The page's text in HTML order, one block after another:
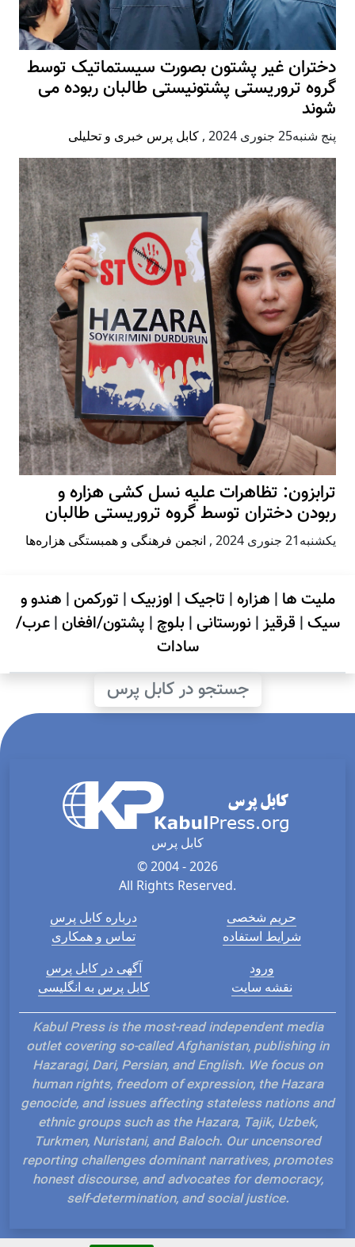
دختران غیر پشتون بصورت سیستماتیک توسط
گروه تروریستی پشتونیستی طالبان ربوده می
شوند
پنج شنبه25 جنوری 2024 , کابل پرس خبری و تحلیلی
ترابزون: تظاهرات علیه نسل کشی هزاره و
ربودن دختران توسط گروه تروریستی طالبان
يكشنبه21 جنوری 2024 , انجمن فرهنگی و همبستگی هزاره‌ها
ملیت ها | هزاره| تاجیک| اوزبیک| تورکمن| هندو و
سیک| قرقیز| نورستانی| بلوچ | پشتون/افغان|عرب/
سادات
جستجو در کابل پرس
کابل پرس
© 2004 - 2026
All Rights Reserved.
درباره کابل پرس
تماس و همکاری
حریم شخصی
شرایط استفاده
آگهی در کابل پرس
کابل پرس به انگلیسی
ورود
نقشه سایت
Kabul Press is the most-read independent media
outlet covering so-called Afghanistan, publishing in
Hazaragi, Dari, Persian, and English. We focus on
human rights, freedom of expression, the Hazara
genocide, and issues affecting stateless nations and
ethnic groups such as the Hazara, Tajik, Uzbek,
Turkmen, Nuristani, and Baloch. Our uncensored
reporting challenges dominant narratives, promotes
honest discourse, and advocates for democracy,
self-determination, and social justice.